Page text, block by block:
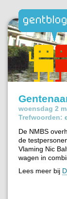
woensdag 2
Trefwoorden:
De NMBS
de
Vlaming Nic
wagen in
Lees meer bij